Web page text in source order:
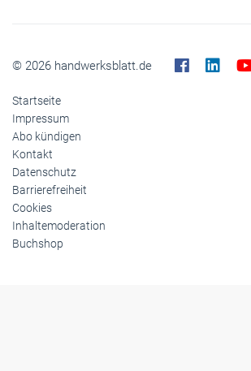
© 2026 handwerksblatt.de
Startseite
Impressum
Abo kündigen
Kontakt
Datenschutz
Barrierefreiheit
Cookies
Inhaltemoderation
Buchshop